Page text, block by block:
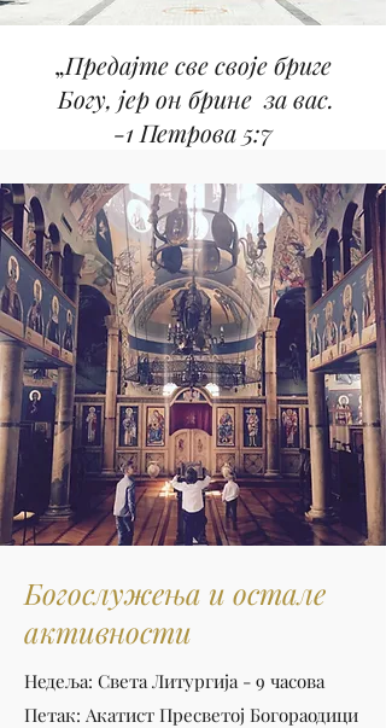
„Предајте све своје бриге
Богу, јер он брине за вас.
-1 Петрова 5:7
Богослужења и остале
активности
Недеља: Света Литургија - 9 часова​
Петак: Акатист Пресветој Богораодици